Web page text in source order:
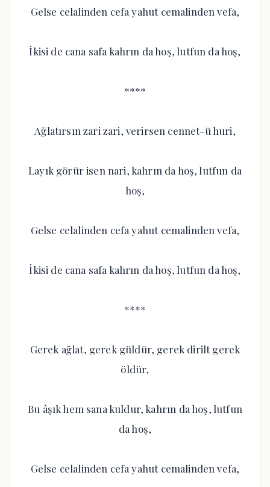
Gelse celalinden cefa yahut cemalinden vefa,
İkisi de cana safa kahrın da hoş, lutfun da hoş,
****
Ağlatırsın zari zari, verirsen cennet-ü huri,
Layık görür isen nari, kahrın da hoş, lutfun da
hoş,
Gelse celalinden cefa yahut cemalinden vefa,
İkisi de cana safa kahrın da hoş, lutfun da hoş,
****
Gerek ağlat, gerek güldür, gerek dirilt gerek
öldür,
Bu âşık hem sana kuldur, kahrın da hoş, lutfun
da hoş,
Gelse celalinden cefa yahut cemalinden vefa,